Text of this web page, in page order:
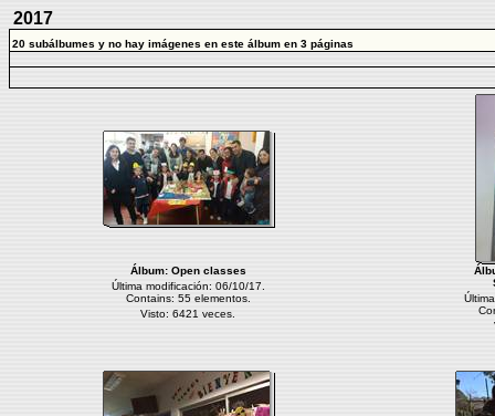
2017
20 subálbumes y no hay imágenes en este álbum en 3 páginas
Álbum: Open classes
Última modificación: 06/10/17.
Contains: 55 elementos.
Visto: 6421 veces.